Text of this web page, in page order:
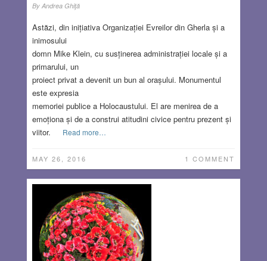
By Andrea Ghiţă
Astăzi, din inițiativa Organizației Evreilor din Gherla și a
inimosului
domn Mike Klein, cu susținerea administrației locale și a
primarului, un
proiect privat a devenit un bun al orașului. Monumentul
este expresia
memoriei publice a Holocaustului. El are menirea de a
emoționa și de a construi atitudini civice pentru prezent și
viitor.
Read more…
MAY 26, 2016 1 COMMENT